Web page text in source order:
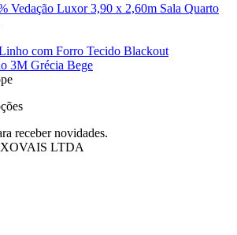
Vedação Luxor 3,90 x 2,60m Sala Quarto
com Forro Tecido Blackout
3M Grécia Bege
receber novidades.